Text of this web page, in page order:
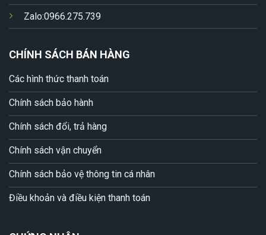
Zalo:0966.275.739
CHÍNH SÁCH BÁN HÀNG
Các hình thức thanh toán
Chính sách bảo hành
Chính sách đổi, trả hàng
Chính sách vận chuyển
Chính sách bảo vệ thông tin cá nhân
Điều khoản và điều kiện thanh toán